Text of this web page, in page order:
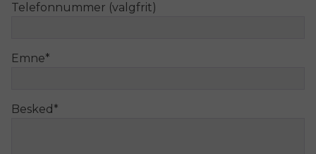
Telefonnummer (valgfrit)
Emne*
Besked *